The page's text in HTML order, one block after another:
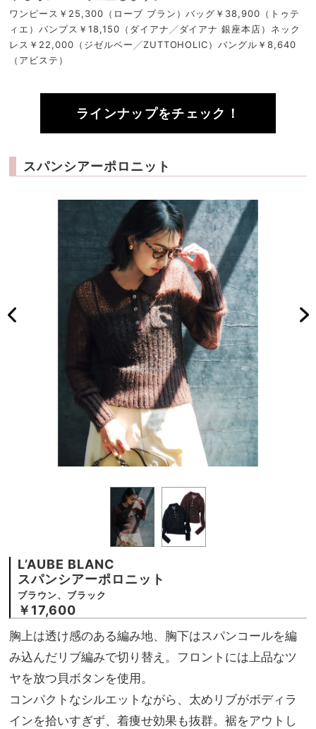
ワンピース￥25,300（ローブ ブラン）バッグ￥38,900（トゥテ
ィエ）パンプス￥18,150（ダイアナ╱ダイアナ 銀座本店）ネック
レス￥22,000（ジゼルベー╱ZUTTOHOLIC）バングル￥8,640
（アビステ）
ラインナップをチェック！
スパンシアーポロニット
L’AUBE BLANC
スパンシアーポロニット
ブラウン、ブラック
￥17,600
胸上は透け感のある編み地、胸下はスパンコールを編
み込んだリブ編みで切り替え。フロントには上品なツ
ヤを放つ貝ボタンを使用。
コンパクトなシルエットながら、太めリブがボディラ
インを拾いすぎず、着痩せ効果も抜群。裾をアウトし